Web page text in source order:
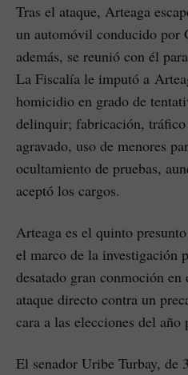
Tras el ataque, Arteaga
un automóvil conducido por
además, se reunió con él
La Fiscalía le imputó a
homicidio en grado de
delinquir; fabricación, tráfico
agravado, uso de menores
ocultamiento de pruebas,
aceptó los cargos.
Arteaga es el quinto
el marco de la investigación
desatado gran conmoción
ataque directo contra un
cara a las elecciones del año
El senador Uribe Turbay, de